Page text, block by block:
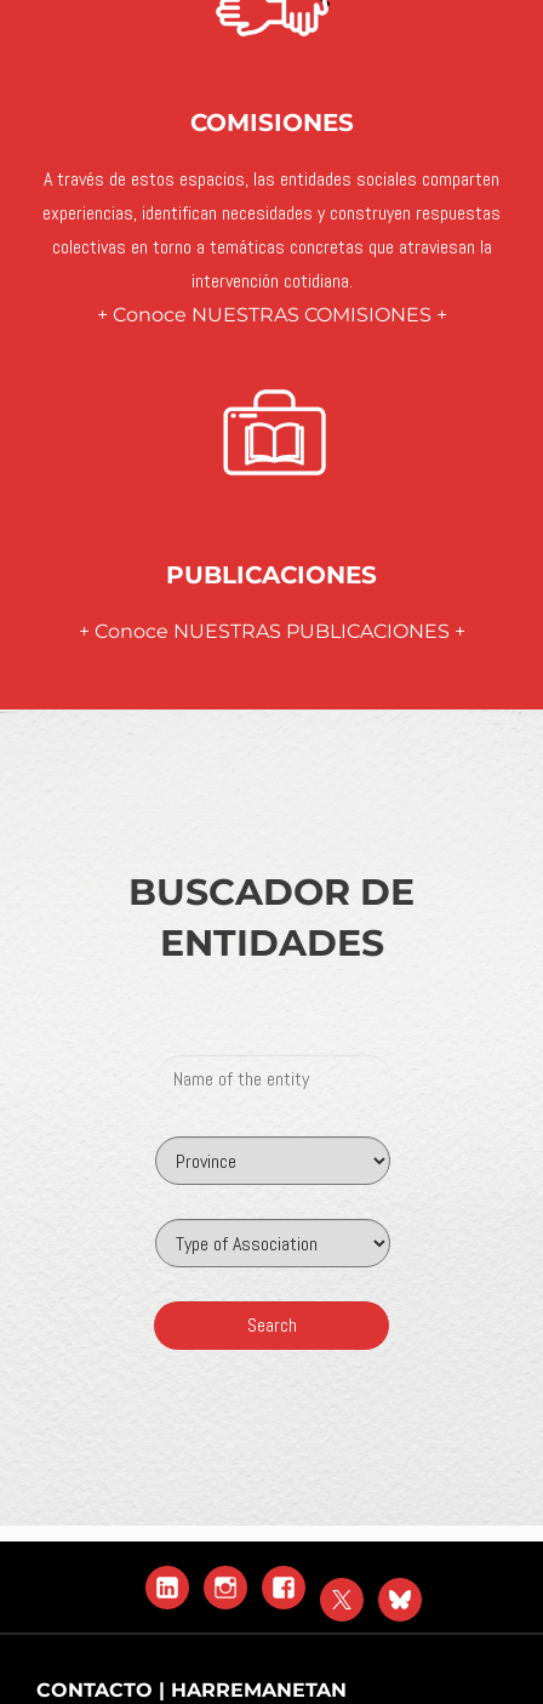
COMISIONES
A través de estos espacios, las entidades sociales comparten
experiencias, identifican necesidades y construyen respuestas
colectivas en torno a temáticas concretas que atraviesan la
intervención cotidiana.
+ Conoce NUESTRAS COMISIONES +
PUBLICACIONES
+ Conoce NUESTRAS PUBLICACIONES +
BUSCADOR DE
ENTIDADES
LinkedInInstagramFacebook
X
Blue
Sky
CONTACTO | HARREMANETAN